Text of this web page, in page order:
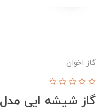
گاز اخوان
گاز شیشه ایی مدل z7 جم اخوان